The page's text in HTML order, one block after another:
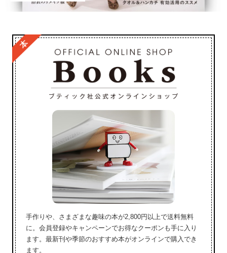
手作りや、さまざまな趣味の本が2,800円以上で送料無料
に。会員登録やキャンペーンでお得なクーポンも手に入り
ます。最新刊や季節のおすすめ本がオンラインで購入でき
ます。